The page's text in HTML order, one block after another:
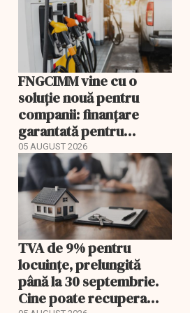
FNGCIMM vine cu o
soluție nouă pentru
companii: finanțare
garantată pentru
carburant și transport
05 AUGUST 2026
TVA de 9% pentru
locuințe, prelungită
până la 30 septembrie.
Cine poate recupera